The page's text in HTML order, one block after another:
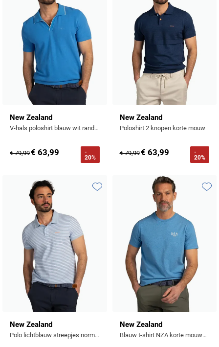
New Zealand
V-hals poloshirt blauw wit rand boord
€ 79,99€ 63,99
-
20%
New Zealand
Poloshirt 2 knopen korte mouw
€ 79,99€ 63,99
-
20%
New Zealand
Polo lichtblauw streepjes normale fit
Toevoegen aan favorieten
New Zealand
Blauw t-shirt NZA korte mouwen gemêleerd